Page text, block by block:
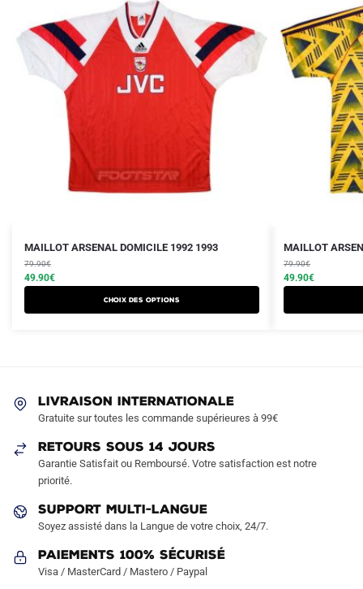
MAILLOT ARSENAL DOMICILE 1992 1993
79.90€
Le
prix
initial
était :
49.90€
Le
prix
actuel
est :
Choix des options
Ce
produit
a
être
choisies
sur
page
produit
MAILLOT
79.90€
Le
prix
initial
était :
49.90€
Le
prix
actuel
est :
Ce
produit
a
la
LIVRAISON INTERNATIONALE
Gratuite sur toutes les commande supérieures à 99€
RETOURS SOUS 14 JOURS
Garantie Satisfait ou Remboursé. Votre satisfaction est notre
priorité.
SUPPORT MULTI-LANGUE
Soyez assisté dans la Langue de votre choix, 24/7.
Paiements 100% Sécurisé
Visa / MasterCard / Mastero / Paypal